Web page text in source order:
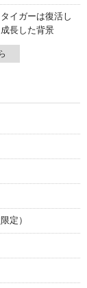
イガーは復活し
長した背景
定）